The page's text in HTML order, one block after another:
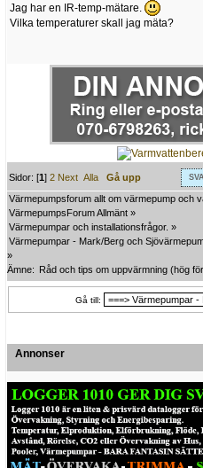
Jag har en IR-temp-mätare.
Vilka temperaturer skall jag mäta?
Sidor: [1]2 Next Alla
Gå upp
Värmepumpsforum allt om värmepump och
VärmepumpsForum Allmänt »
Värmepumpar och installationsfrågor. »
Värmepumpar - Mark/Berg och
»
Ämne: Råd och tips om uppvärmning (hög
Gå till:
Annonser